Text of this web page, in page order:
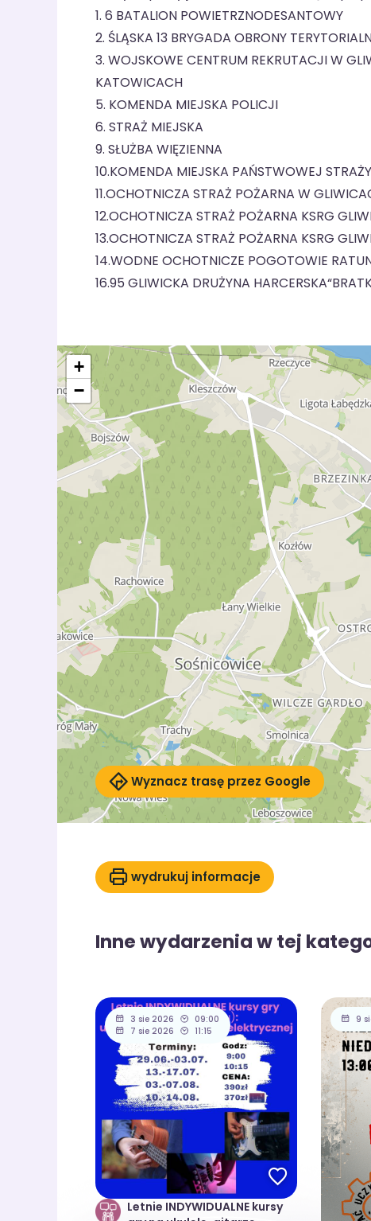
1. 6 BATALION POWIETRZNODESANTOWY
2. ŚLĄSKA 13 BRYGADA OBRONY
3. WOJSKOWE CENTRUM REKRUTACJI W
KATOWICACH
5. KOMENDA MIEJSKA POLICJI
6. STRAŻ MIEJSKA
9. SŁUŻBA WIĘZIENNA
10.KOMENDA MIEJSKA PAŃSTWOWEJ
11.OCHOTNICZA STRAŻ POŻARNA W
12.OCHOTNICZA STRAŻ POŻARNA KSRG
13.OCHOTNICZA STRAŻ POŻARNA KSRG
14.WODNE OCHOTNICZE POGOTOWIE
16.95 GLIWICKA DRUŻYNA
+
−
Wyznacz trasę przez Google
wydrukuj informacje
Inne wydarzenia w tej
3 sie 2026
09:00
7 sie 2026
11:15
Letnie INDYWIDUALNE kursy
9